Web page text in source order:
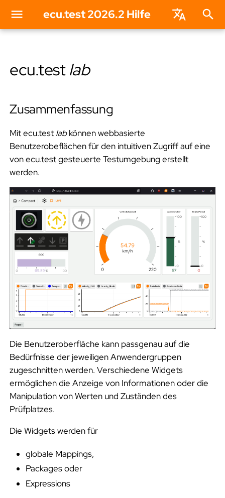
ecu.test 2026.2 Hilfe
h
e
g
r
i
g
e
b
e
n
Views
Widgets
Zugriff auf Signalwerte
Zusammenfassung
ecu.test lab Startseite
Lizenz
Konfigurationsdatei
ecu.testlab
Zusammenfassung
Mit ecu.test labkönnen webbasierte
Benutzerobeflächen für den intuitiven Zugriff auf eine
von ecu.test gesteuerte Testumgebung erstellt
werden.
Die Benutzeroberfläche kann passgenau auf die
Bedürfnisse der jeweiligen Anwendergruppen
zugeschnitten werden. Verschiedene Widgets
ermöglichen die Anzeige von Informationen oder die
Manipulation von Werten und Zuständen des
Prüfplatzes.
Die Widgets werden für
globale Mappings,
Packages oder
Expressions